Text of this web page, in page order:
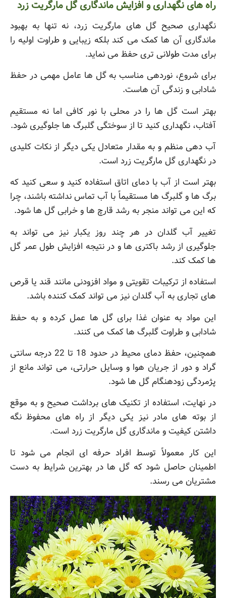
راه های نگهداری و افزایش ماندگاری گل مارگریت زرد
نگهداری صحیح گل های مارگریت زرد، نه تنها به بهبود
ماندگاری آن ها کمک می کند بلکه زیبایی و طراوت اولیه را
برای مدت طولانی تری حفظ می نماید.
برای شروع، نوردهی مناسب به گل ها عامل مهمی در حفظ
شادابی و زندگی آن هاست.
بهتر است گل ها را در محلی با نور کافی اما نه مستقیم
آفتاب، نگهداری کنید تا از سوختگی گلبرگ ها جلوگیری شود.
آب دهی منظم و به مقدار متعادل یکی دیگر از نکات کلیدی
در نگهداری گل مارگریت زرد است.
بهتر است از آب با دمای اتاق استفاده کنید و سعی کنید که
برگ ها و گلبرگ ها مستقیماً با آب تماس نداشته باشند، چرا
که این می تواند منجر به رشد قارچ ها و خرابی گل ها شود.
تغییر آب گلدان در هر چند روز یکبار نیز می تواند به
جلوگیری از رشد باکتری ها و در نتیجه افزایش طول عمر گل
ها کمک کند.
استفاده از ترکیبات تقویتی و مواد افزودنی مانند قند یا قرص
های تجاری به آب گلدان نیز می تواند کمک کننده باشد.
این مواد به عنوان غذا برای گل ها عمل کرده و به حفظ
شادابی و طراوت گلبرگ ها کمک می کنند.
همچنین، حفظ دمای محیط در حدود 18 تا 22 درجه سانتی
گراد و دور از جریان هوا و وسایل حرارتی، می تواند مانع از
پژمردگی زودهنگام گل ها شود.
در نهایت، استفاده از تکنیک های برداشت صحیح و به موقع
از بوته های مادر نیز یکی دیگر از راه های محفوظ نگه
داشتن کیفیت و ماندگاری گل مارگریت زرد است.
این کار معمولاً توسط افراد حرفه ای انجام می شود تا
اطمینان حاصل شود که گل ها در بهترین شرایط به دست
مشتریان می رسند.